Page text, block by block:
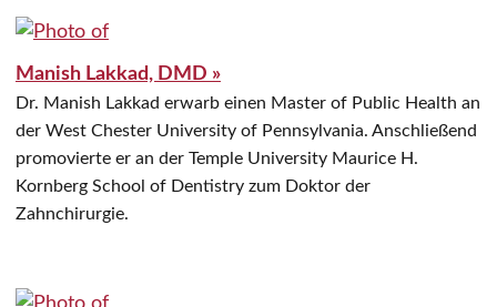
Manish Lakkad, DMD »
Dr. Manish Lakkad erwarb einen Master of Public Health an
der West Chester University of Pennsylvania. Anschließend
promovierte er an der Temple University Maurice H.
Kornberg School of Dentistry zum Doktor der
Zahnchirurgie.